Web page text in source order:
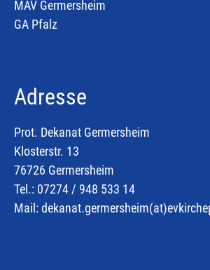
MAV Germersheim
GA Pfalz
Adresse
Prot. Dekanat Germersheim
Klosterstr. 13
76726 Germersheim
Tel.: 07274 / 948 533 14
Mail:dekanat.germersheim(at)